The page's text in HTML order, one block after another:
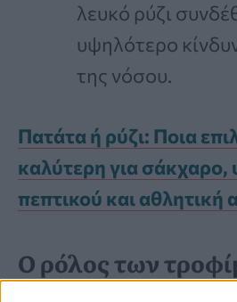
λευκό ρύζι
υψηλότερο
της νόσου.
Πατάτα ή ρύζι: Ποια
καλύτερη για σάκχαρο,
πεπτικού και αθλητική
Ο ρόλος των